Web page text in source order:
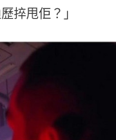
捽甩佢？」